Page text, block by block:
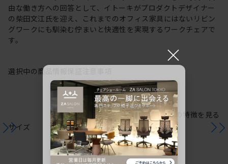
由な働き方への回答として、イトーキがプロダクトデザイナー
の柴田文江氏を迎え、これまでのオフィス家具にはないリビン
グワークにも馴染む佇まいと快適性を実現するワークチェアで
す。
選択中の商品情報
サイズ
シリーズの特徴を見る
×